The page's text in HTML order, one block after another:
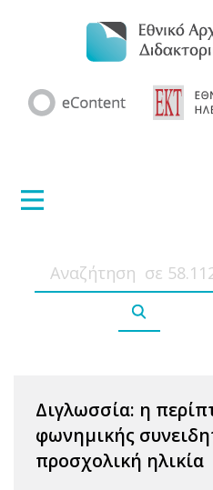
Διγλωσσία: η
φωνημικής
προσχολική ηλικία